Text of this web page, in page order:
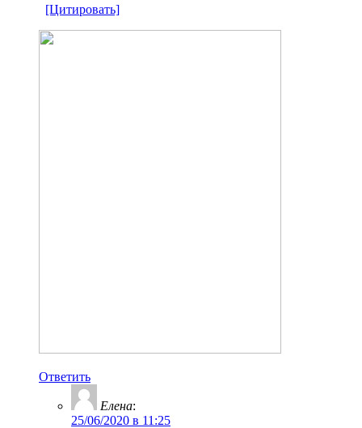
[Цитировать]
Ответить
Елена:
25/06/2020 в 11:25